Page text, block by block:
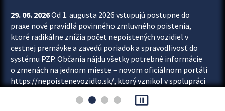
29. 06. 2026Od 1. augusta 2026 vstupujú postupne do
praxe nové pravidlá povinného zmluvného poistenia,
ktoré radikálne znížia počet nepoistených vozidiel v
cestnej premávke a zavedú poriadok a spravodlivosť do
systému PZP. Občania nájdu všetky potrebné informácie
o zmenách na jednom mieste – novom oficiálnom portáli
https://nepoistenevozidlo.sk/, ktorý vznikol v spolupráci
asociácie poisťovní (SLASPO) a Ministerstva vnútra SR.
pause_presentation